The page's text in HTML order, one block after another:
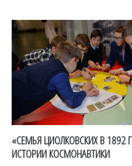
«СЕМЬЯ ЦИОЛКОВСКИХ В 1892
ИСТОРИИ КОСМОНАВТИКИ